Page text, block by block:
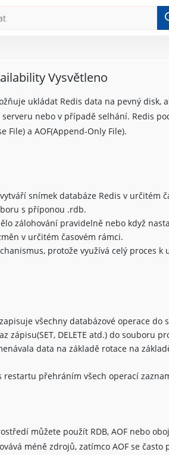
Vysvětleno
ukládat Redis data na pevný disk,
nebo v případě selhání. Redis
File) a AOF(Append-Only File).
snímek databáze Redis v určitém
s příponou .rdb.
zálohování pravidelně nebo když
v určitém časovém rámci.
protože využívá celý proces k
všechny databázové operace do
zápisu(SET, DELETE atd.) do souboru
data na základě rotace na
restartu přehráním všech operací
můžete použít RDB, AOF nebo
méně zdrojů, zatímco AOF se často